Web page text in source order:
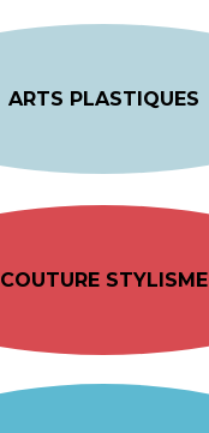
ARTS PLASTIQUES
COUTURE STYLISME